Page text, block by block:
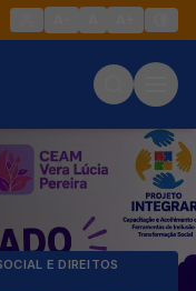
E DIREITOS